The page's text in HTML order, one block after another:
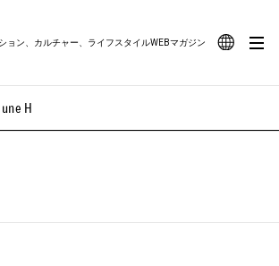
H
ョン、カルチャー、ライフスタイルWEBマガジン
JOURNAL
#SNEAKER #OUTDOOR